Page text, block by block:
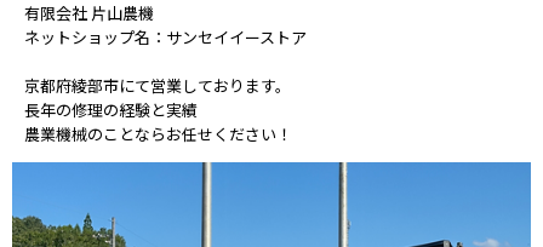
有限会社 片山農機
ネットショップ名：サンセイイーストア
京都府綾部市にて営業しております。
長年の修理の経験と実績
農業機械のことならお任せください！